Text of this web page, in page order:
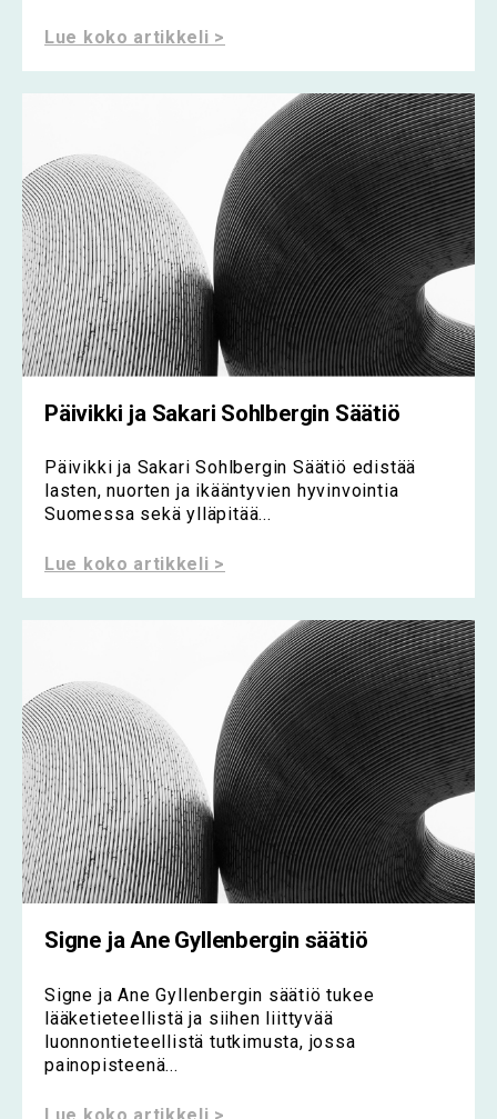
Lue koko artikkeli >
Päivikki ja Sakari Sohlbergin Säätiö
Päivikki ja Sakari Sohlbergin Säätiö edistää
lasten, nuorten ja ikääntyvien hyvinvointia
Suomessa sekä ylläpitää...
Lue koko artikkeli >
Signe ja Ane Gyllenbergin säätiö
Signe ja Ane Gyllenbergin säätiö tukee
lääketieteellistä ja siihen liittyvää
luonnontieteellistä tutkimusta, jossa
painopisteenä...